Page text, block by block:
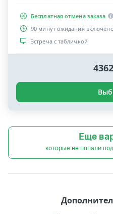
Бесплатная отмена заказа
90 минут ожидания включено
Встреча с табличкой
Еще
которые не попали